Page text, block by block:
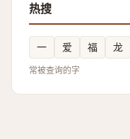
热搜
一 爱 福 龙
常被查询的字